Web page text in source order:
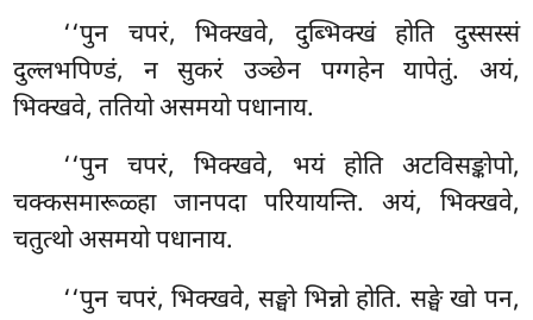
‘‘पुन चपरं, भिक्खवे, दुब्भिक्खं होति दुस्सस्सं
दुल्लभपिण्डं, न सुकरं उञ्छेन पग्गहेन यापेतुं. अयं,
भिक्खवे, ततियो असमयो पधानाय.
‘‘पुन चपरं, भिक्खवे, भयं होति अटविसङ्कोपो,
चक्कसमारूळ्हा जानपदा परियायन्ति. अयं, भिक्खवे,
चतुत्थो असमयो पधानाय.
‘‘पुन चपरं, भिक्खवे, सङ्घो भिन्नो होति. सङ्घे खो पन,